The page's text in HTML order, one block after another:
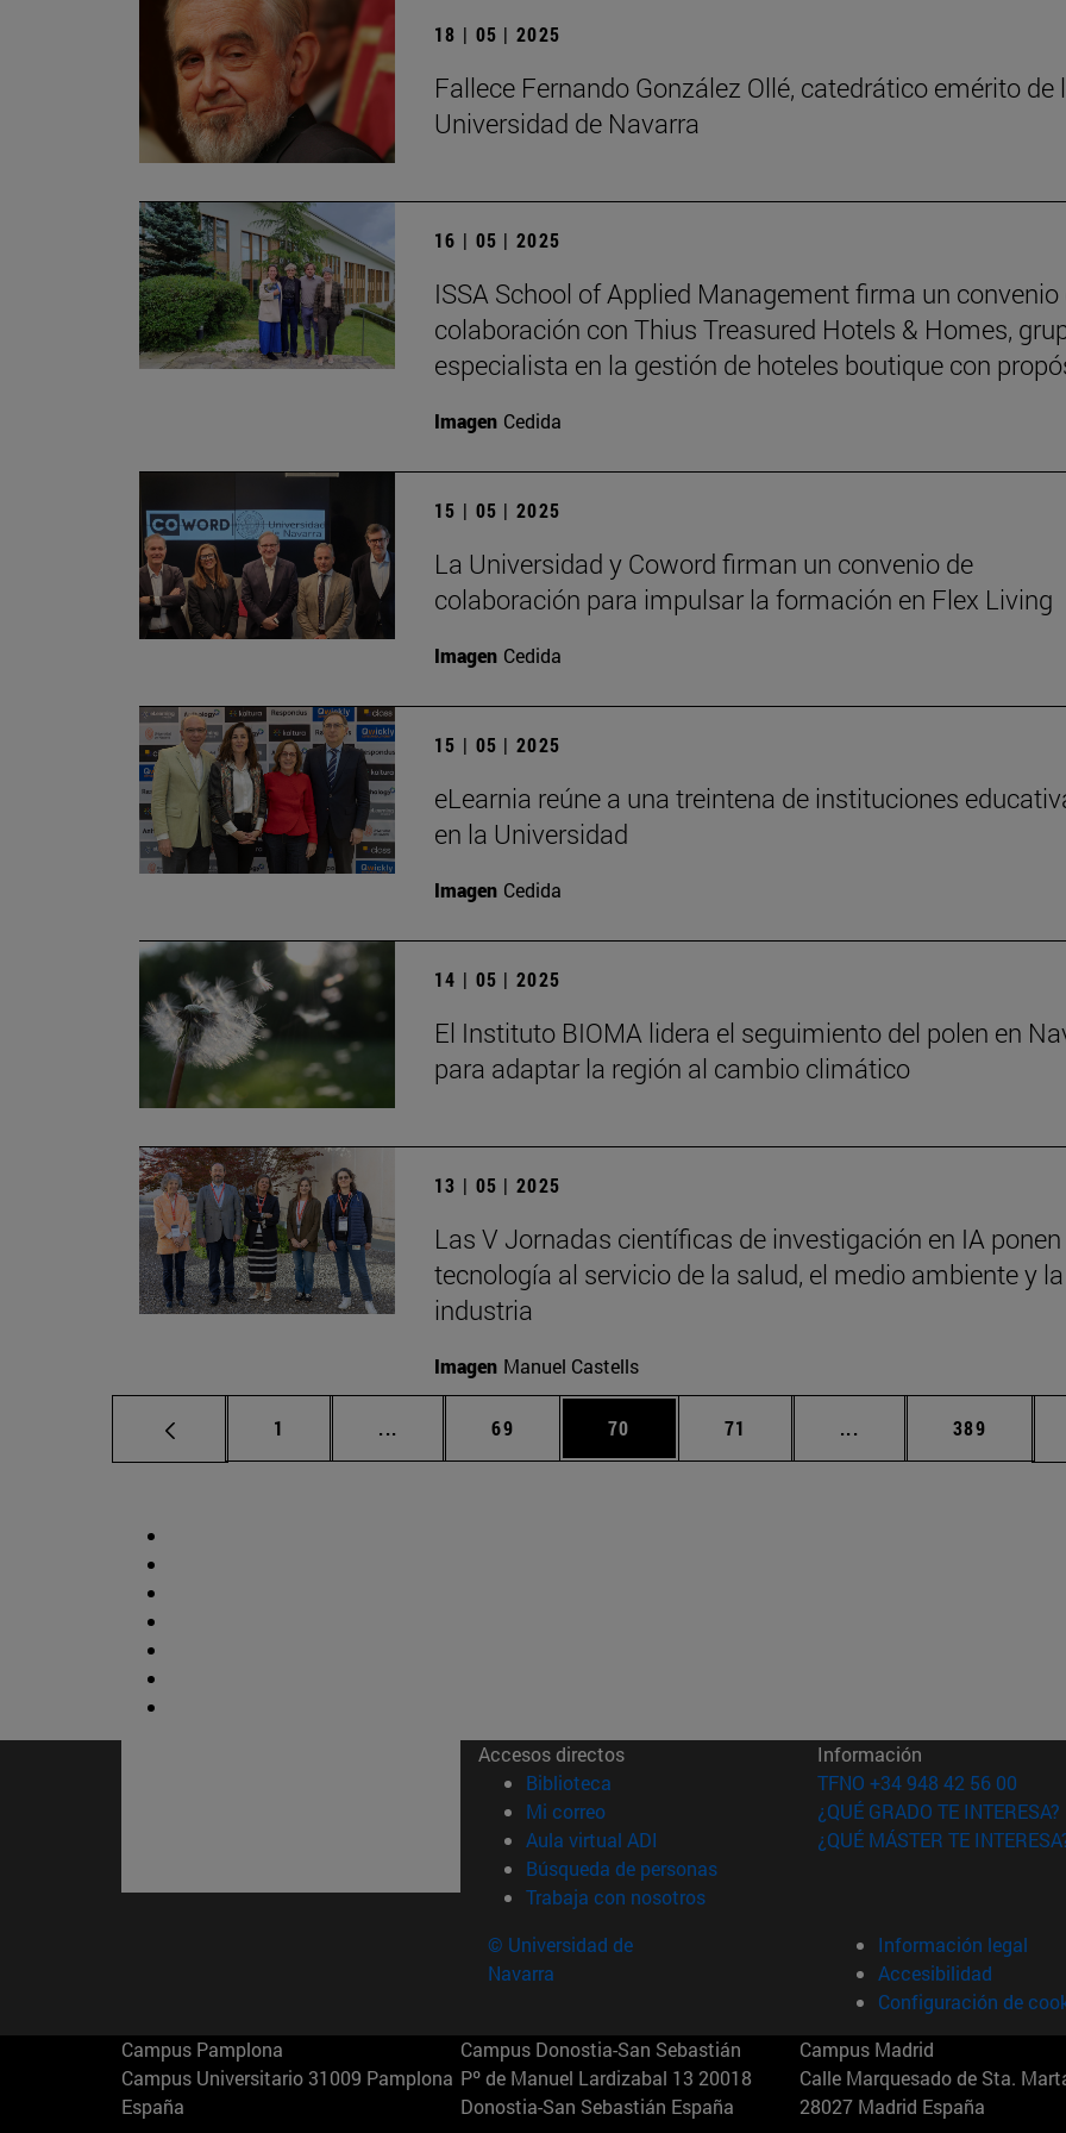
18 | 05 | 2025
Fallece Fernando González Ollé, catedrático emérito de
Universidad de Navarra
16 | 05 | 2025
ISSA School of Applied Management firma un convenio
colaboración con Thius Treasured Hotels & Homes,
especialista en la gestión de hoteles boutique con
Imagen Cedida
15 | 05 | 2025
La Universidad y Coword firman un convenio de
colaboración para impulsar la formación en Flex Living
Imagen Cedida
15 | 05 | 2025
eLearnia reúne a una treintena de instituciones
en la Universidad
Imagen Cedida
14 | 05 | 2025
El Instituto BIOMA lidera el seguimiento del polen en
para adaptar la región al cambio climático
13 | 05 | 2025
Las V Jornadas científicas de investigación en IA
tecnología al servicio de la salud, el medio ambiente y la
industria
Imagen Manuel Castells
Página
1 ... Páginas intermedias Use TAB para desplazarse.
Página
69 Página
70 Página
71 ... Páginas intermedias
Página
389
Accesos directos
Biblioteca (abre en nueva ventana)
Mi correo(abre en nueva ventana)
Aula virtual ADI (abre en nueva ventana)
Búsqueda de personas(abre en nueva ventana)
Trabaja con nosotros(abre en nueva ventana)
Información
TFNO +34 948 42 56 00
¿QUÉ GRADO TE INTERESA?
¿QUÉ MÁSTER TE
© Universidad de
Navarra
Información legal
Accesibilidad
Configuración de
Campus Pamplona
Campus Universitario 31009 Pamplona
España
Campus Donostia-San Sebastián
Pº de Manuel Lardizabal 13 20018
Donostia-San Sebastián España
Campus Madrid
Calle Marquesado de Sta.
28027 Madrid España